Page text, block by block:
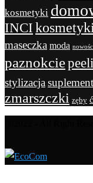
kosmetyki
INCI
maseczka moda
paznokcie
stylizacja suplement
zmarszczki zęby